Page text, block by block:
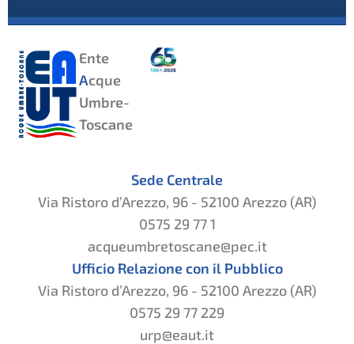
Ente
Acque
Umbre-
Toscane
Sede Centrale
Via Ristoro d’Arezzo, 96 - 52100 Arezzo (AR)
0575 29 77 1
acqueumbretoscane@pec.it
Ufficio Relazione con il Pubblico
Via Ristoro d’Arezzo, 96 - 52100 Arezzo (AR)
0575 29 77 229
urp@eaut.it